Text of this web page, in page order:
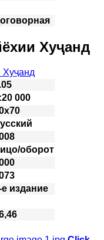
Хуҷанд
000
оборот
е издание